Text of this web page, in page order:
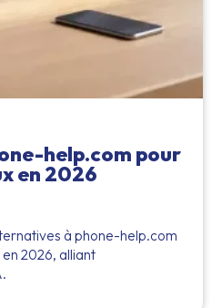
help.com pour
en 2026
à phone-help.com
2026, alliant